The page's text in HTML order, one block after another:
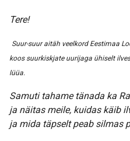
Tere!
Suur-suur aitäh veelkord Eestimaa
koos suurkiskjate uurijaga ühiselt
lüüa.
Samuti tahame tänada ka
ja näitas meile, kuidas käib
ja mida täpselt peab silmas